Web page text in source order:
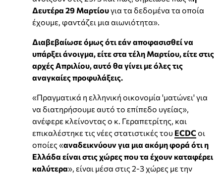
Δευτέρα 29 Μαρτίουγια τα δεδομένα τα οποία
έχουμε, φαντάζει μια αιωνιότητα».
Διαβεβαίωσε όμως ότι εάν αποφασισθεί να
υπάρξει άνοιγμα, είτε στα τέλη Μαρτίου, είτε στις
αρχές Απριλίου, αυτό θα γίνει με όλες τις
αναγκαίες προφυλάξεις.
«Πραγματικά η ελληνική οικονομία 'ματώνει' για
να διατηρήσουμε αυτό το επίπεδο υγείας»,
ανέφερε κλείνοντας ο κ. Γεραπετρίτης, και
επικαλέστηκε τις νέες στατιστικές του ECDCοι
οποίες «αναδεικνύουν για μια ακόμη φορά ότι η
Ελλάδα είναι στις χώρεςπου τα έχουν καταφέρει
καλύτερα», είναι μέσα στις 2-3 χώρες με την